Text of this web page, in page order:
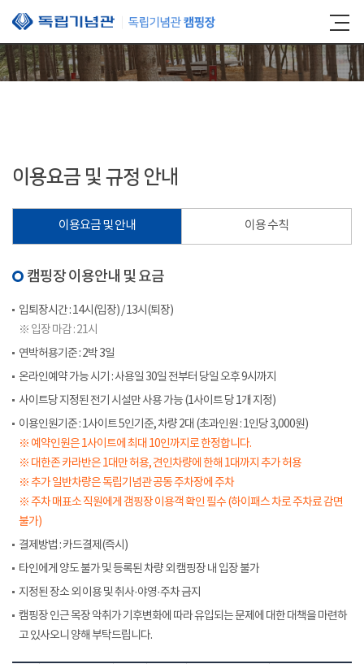
본문 바로가기
이용요금 및 규정 안내
이용요금 및 안내 이용 수칙
캠핑장 이용안내 및 요금
입퇴장시간 : 14시(입장) / 13시(퇴장)
※ 입장 마감 : 21시
연박허용기준 : 2박 3일
온라인예약 가능 시기 : 사용일 30일 전부터 당일 오후 9시까지
사이트당 지정된 전기 시설만 사용 가능 (1사이트 당 1개 지정)
이용인원기준 : 1사이트 5인기준, 차량 2대 (초과인원 : 1인당 3,000원)
※ 예약인원은 1사이트에 최대 10인까지로 한정합니다.
※ 대한존 카라반은 1대만 허용, 견인차량에 한해 1대까지 추가 허용
※ 추가 일반차량은 독립기념관 공동 주차장에 주차
※ 주차 매표소 직원에게 갬핑장 이용객 확인 필수 (하이패스 차로 주차료 감면
불가)
결제방법 : 카드결제(즉시)
타인에게 양도 불가 및 등록된 차량 외 캠핑장 내 입장 불가
지정된 장소 외 이용 및 취사·야영·주차 금지
캠핑장 인근 목장 악취가 기후변화에 따라 유입되는 문제에 대한 대책을 마련하
고 있사오니 양해 부탁드립니다.